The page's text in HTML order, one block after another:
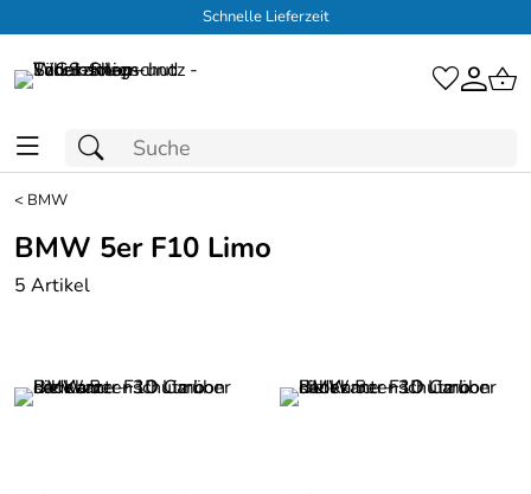
Schnelle Lieferzeit
< BMW
BMW 5er F10 Limo
5 Artikel